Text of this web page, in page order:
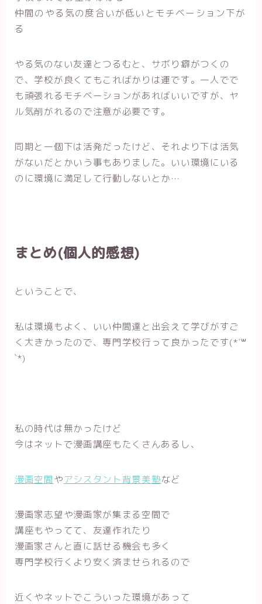
仲間のやる気の度合いが低いとモチベーション下が
る
やる気のない友達とつるむと、サボり癖がつくの
で、学校が良くてもこればかりは運です。一人でで
も頑張れるモチベーションがあればいいですが、ヤ
ル気削がれるので注意が必要です。
同期と一個下は活発だったけど、それより下は活気
がないだとかいう事もありました。いい環境にいる
のに環境に満足して行動しないとか…
まとめ(個人的感想)
ということで、
私は環境もよく、いい仲間達と出会えて学びがすご
く大きかったので、専門学校行って良かったです(*´꒳
`*)
私の時代は無かったけど
今はネットで漫画講座もたくさんあるし、
漫画空間やアシスタント背景美塾など
漫画家志望や漫画家が集まる空間で
講座もやってて、友達作れたり
漫画家さんと直に話せる機会も多く
専門学校行くより安く済ませられるので
近くやネットでこういった環境があって